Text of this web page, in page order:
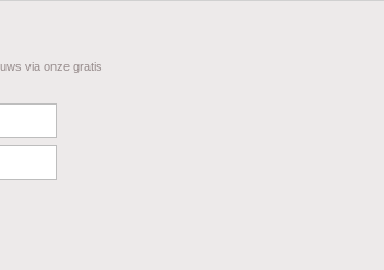
via onze gratis